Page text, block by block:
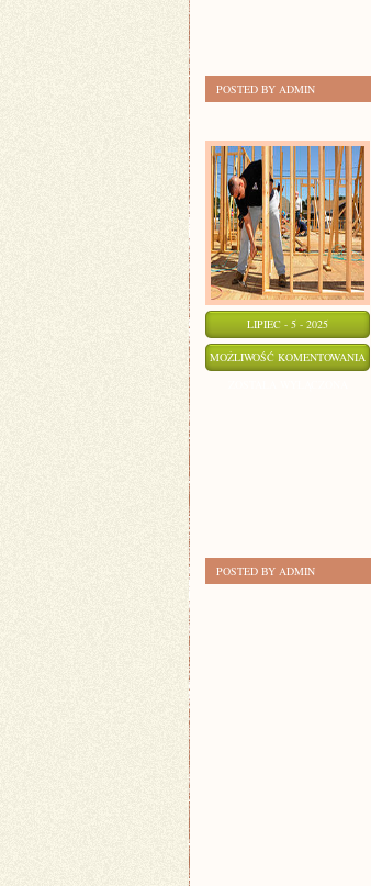
POSTED BY ADMIN
LIPIEC - 5 - 2025
MOŻLIWOŚĆ KOMENTOWANIA
POSTED BY ADMIN